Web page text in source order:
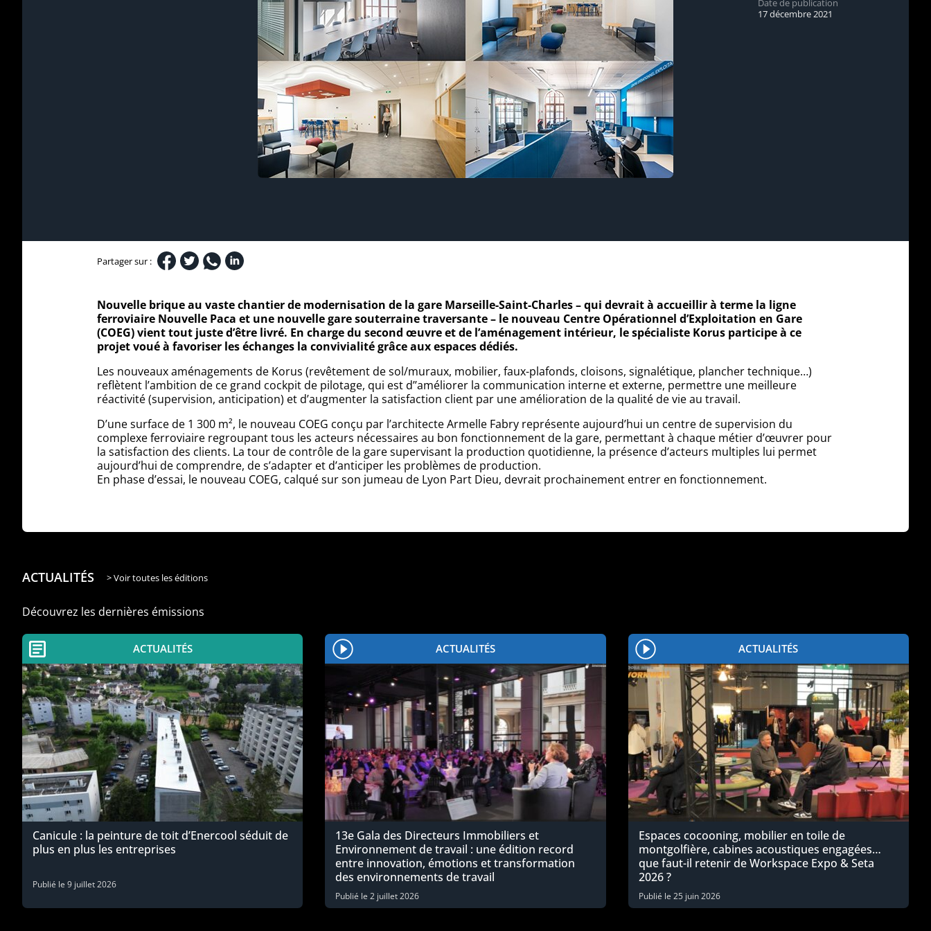
Date de publication
17 décembre 2021
Partager sur :
Nouvelle brique au vaste chantier de modernisation de la gare Marseille-Saint-Charles – qui devrait à accueillir à terme la ligne
ferroviaire Nouvelle Paca et une nouvelle gare souterraine traversante – le nouveau Centre Opérationnel d’Exploitation en Gare
(COEG) vient tout juste d’être livré. En charge du second œuvre et de l’aménagement intérieur, le spécialiste Korus participe à ce
projet voué à favoriser les échanges la convivialité grâce aux espaces dédiés.
Les nouveaux aménagements de Korus (revêtement de sol/muraux, mobilier, faux-plafonds, cloisons, signalétique, plancher technique…)
reflètent l’ambition de ce grand cockpit de pilotage, qui est d’’améliorer la communication interne et externe, permettre une meilleure
réactivité (supervision, anticipation) et d’augmenter la satisfaction client par une amélioration de la qualité de vie au travail.
D’une surface de 1 300 m², le nouveau COEG conçu par l’architecte Armelle Fabry représente aujourd’hui un centre de supervision du
complexe ferroviaire regroupant tous les acteurs nécessaires au bon fonctionnement de la gare, permettant à chaque métier d’œuvrer pour
la satisfaction des clients. La tour de contrôle de la gare supervisant la production quotidienne, la présence d’acteurs multiples lui permet
aujourd’hui de comprendre, de s’adapter et d’anticiper les problèmes de production.
En phase d’essai, le nouveau COEG, calqué sur son jumeau de Lyon Part Dieu, devrait prochainement entrer en fonctionnement.
ACTUALITÉS > Voir toutes les éditions
Découvrez les dernières émissions
ACTUALITÉS
Canicule : la peinture de toit d’Enercool séduit de
plus en plus les entreprises
Publié le 9 juillet 2026
ACTUALITÉS
13e Gala des Directeurs Immobiliers et
Environnement de travail : une édition record
entre innovation, émotions et transformation
des environnements de travail
Publié le2 juillet 2026
ACTUALITÉS
Espaces cocooning, mobilier en toile de
montgolfière, cabines acoustiques engagées…
que faut-il retenir de Workspace Expo & Seta
2026 ?
Publié le 25 juin 2026